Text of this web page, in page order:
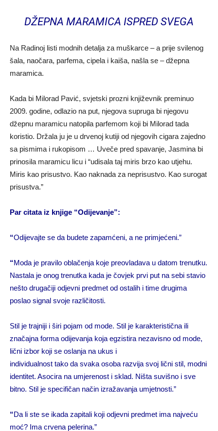
DŽEPNA MARAMICA ISPRED SVEGA
Na Radinoj listi modnih detalja za muškarce – a prije svilenog
šala, naočara, parfema, cipela i kaiša, našla se – džepna
maramica.
Kada bi Milorad Pavić, svjetski prozni književnik preminuo
2009. godine, odlazio na put, njegova supruga bi njegovu
džepnu maramicu natopila parfemom koji bi Milorad tada
koristio. Držala ju je u drvenoj kutiji od njegovih cigara zajedno
sa pismima i rukopisom … Uveče pred spavanje, Jasmina bi
prinosila maramicu licu i “udisala taj miris brzo kao utjehu.
Miris kao prisustvo. Kao naknada za neprisustvo. Kao surogat
prisustva.”
Par citata iz knjige “Odijevanje”:
“Odijevajte se da budete zapamćeni, a ne primjećeni.”
“Moda je pravilo oblačenja koje preovladava u datom trenutku.
Nastala je onog trenutka kada je čovjek prvi put na sebi stavio
nešto drugačiji odjevni predmet od ostalih i time drugima
poslao signal svoje različitosti.
Stil je trajniji i širi pojam od mode. Stil je karakteristična ili
značajna forma odijevanja koja egzistira nezavisno od mode,
lični izbor koji se oslanja na ukus i
individualnost tako da svaka osoba razvija svoj lični stil, modni
identitet. Asocira na umjerenost i sklad. Ništa suvišno i sve
bitno. Stil je specifičan način izražavanja umjetnosti.”
“Da li ste se ikada zapitali koji odjevni predmet ima najveću
moć? Ima crvena pelerina.”